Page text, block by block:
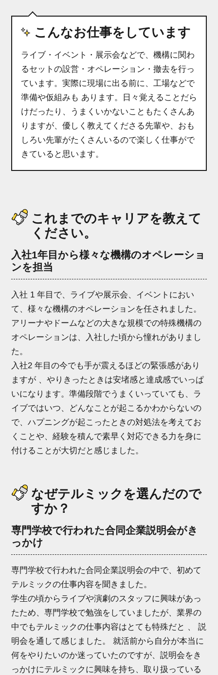
こんなお仕事をしています
ライブ・イベント・展示会などで、機構に関わ
るセットの設営・オペレーション・撤去を行っ
ています。実際に現場に出る前に、工場などで
準備や仮組みも あります。日々覚えることだら
けだったり、うまくいかないこともたくさんあ
りますが、優しく教えてくださる先輩や、おも
しろい先輩がたくさんいるので楽しく仕事がで
きていると思います。
これまでのキャリアを教えて
ください。
入社1年目から様々な機構のオペレーショ
ンを担当
入社 1 年目で、ライブや展示会、イベントにおい
て、様々な機構のオペレーションを任されました。
アリーナやドームなどの大きな規模での特殊機構の
オペレーションは、入社した頃から憧れがありまし
た。
入社2 年目の今でも手が震えるほどの緊張感があり
ますが 、やりきったときは安堵感と達成感でいっぱ
いになります。準備段階でうまくいっていても、ラ
イブではいつ、どんなことが起こるかわからないの
で、ハプニングが起こったときの対処法を考えてお
くことや、経験を積んで素早く対応できる力を身に
付けることが大切だと感じました。
なぜテルミックを選んだので
すか？
専門学校で行われた合同企業説明会がき
っかけ
専門学校で行われた合同企業説明会の中で、初めて
テルミックの仕事内容を聞きました。
学生の頃からライブや演劇のスタッフに興味があっ
たため、専門学校で勉強をしていましたが、業界の
中でもテルミックの仕事内容はとても特殊だと 、 説
明会を通して感じました。 就活前から自分が本当に
何をやりたいのか迷っていたのですが、説明会をき
っかけにテルミックに興味を持ち、取り扱っている